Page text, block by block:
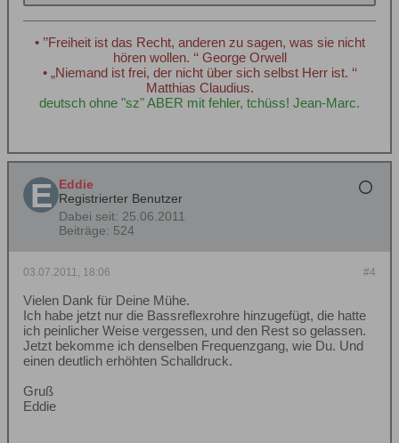
• ’’Freiheit ist das Recht, anderen zu sagen, was sie nicht
hören wollen. ‘‘ George Orwell
• „Niemand ist frei, der nicht über sich selbst Herr ist. ‘‘
Matthias Claudius.
deutsch ohne "sz" ABER mit fehler, tchüss! Jean-Marc.
Eddie
Registrierter Benutzer
Dabei seit: 25.06.2011
Beiträge: 524
#4
03.07.2011, 18:06
Vielen Dank für Deine Mühe.
Ich habe jetzt nur die Bassreflexrohre hinzugefügt, die hatte
ich peinlicher Weise vergessen, und den Rest so gelassen.
Jetzt bekomme ich denselben Frequenzgang, wie Du. Und
einen deutlich erhöhten Schalldruck.
Gruß
Eddie